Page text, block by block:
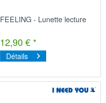
FEELING - Lunette lecture
12,90 € *
Détails